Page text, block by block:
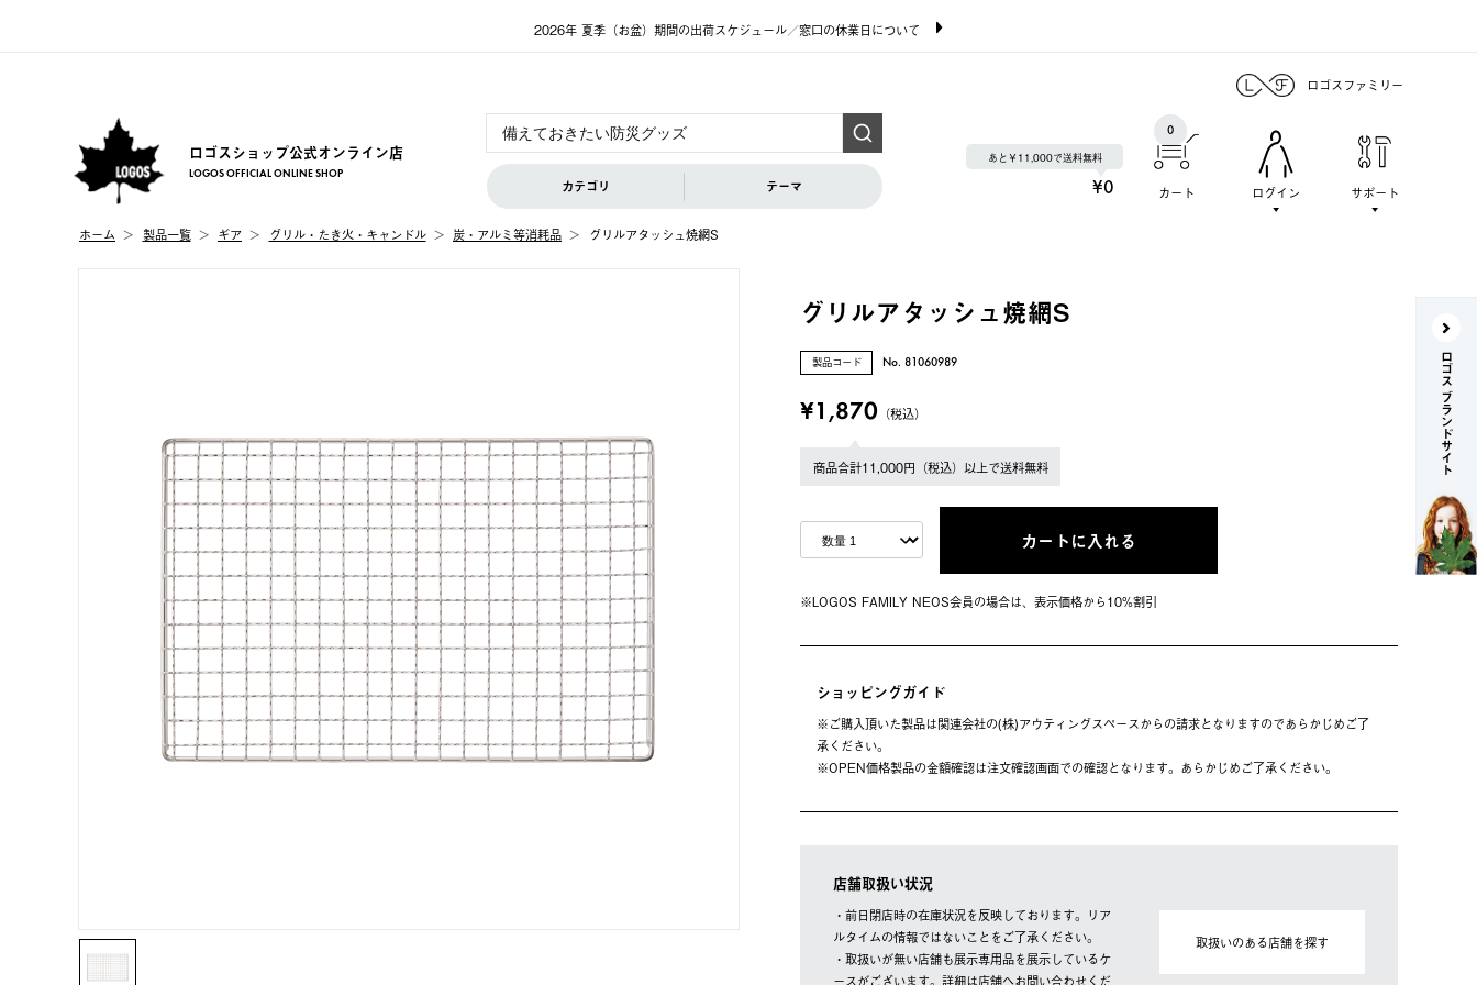
2026年 夏季（お盆）期間の出荷スケジュール／窓口の休業日について
ロゴスファミリー
ロゴスショップ公式オンライン店
LOGOS OFFICIAL ONLINE SHOP
カテゴリ テーマ
あと￥11,000で送料無料
¥0 カート
0
ログイン サポート
ホーム 製品⼀覧 ギア グリル・たき火・キャンドル 炭・アルミ等消耗品 グリルアタッシュ焼網S
グリルアタッシュ焼網S
製品コード No. 81060989
¥1,870 （税込）
商品合計11,000円（税込）以上で送料無料
カートに入れる
※LOGOS FAMILY NEOS会員の場合は、表⽰価格から10%割引
ショッピングガイド
※ご購⼊頂いた製品は関連会社の(株)アウティングスペースからの請求となりますのであらかじめご了
承ください。
※OPEN価格製品の⾦額確認は注⽂確認画⾯での確認となります。あらかじめご了承ください。
店舗取扱い状況
・前日閉店時の在庫状況を反映しております。リア
ルタイムの情報ではないことをご了承ください。
・取扱いが無い店舗も展示専用品を展示しているケ
ースがございます。詳細は店舗へお問い合わせくだ
取扱いのある店舗を探す
ロゴス ブランドサイト